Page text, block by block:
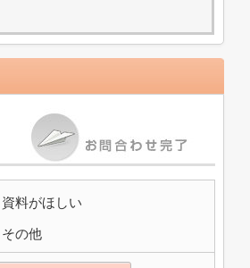
資料がほしい
その他